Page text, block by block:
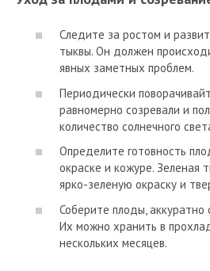
Следите за ростом и
тыквы. Он должен
явных заметных проблем.
Периодически
равномерно созревали и
количество солнечного
Определите готовность
окраске и кожуре. Зеленая
ярко-зеленую окраску и
Соберите плоды, аккуратно
Их можно хранить в
нескольких месяцев.